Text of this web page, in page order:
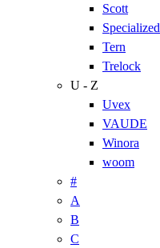
Scott
Specialized
Tern
Trelock
U - Z
Uvex
VAUDE
Winora
woom
#
A
B
C